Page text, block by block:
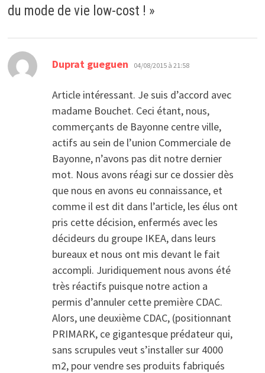
du mode de vie low-cost ! »
Duprat gueguen dit :
04/08/2015 à 21:58
Article intéressant. Je suis d’accord avec
madame Bouchet. Ceci étant, nous,
commerçants de Bayonne centre ville,
actifs au sein de l’union Commerciale de
Bayonne, n’avons pas dit notre dernier
mot. Nous avons réagi sur ce dossier dès
que nous en avons eu connaissance, et
comme il est dit dans l’article, les élus ont
pris cette décision, enfermés avec les
décideurs du groupe IKEA, dans leurs
bureaux et nous ont mis devant le fait
accompli. Juridiquement nous avons été
très réactifs puisque notre action a
permis d’annuler cette première CDAC.
Alors, une deuxième CDAC, (positionnant
PRIMARK, ce gigantesque prédateur qui,
sans scrupules veut s’installer sur 4000
m2, pour vendre ses produits fabriqués